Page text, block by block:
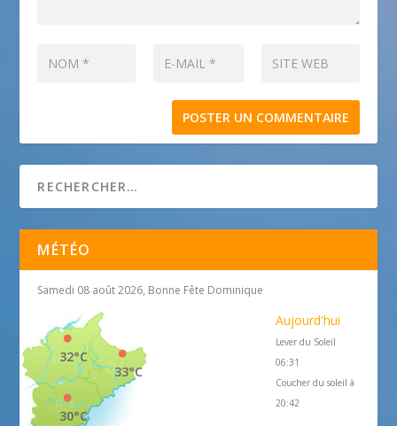
MÉTÉO
Samedi 08 août 2026, Bonne Fête Dominique
33°C
32°C
30°C
Aujourd'hui
Lever du Soleil
06:31
Coucher du soleil à
20:42